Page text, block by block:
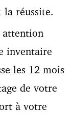
la réussite.
inventaire
les 12 mois
de votre
à votre